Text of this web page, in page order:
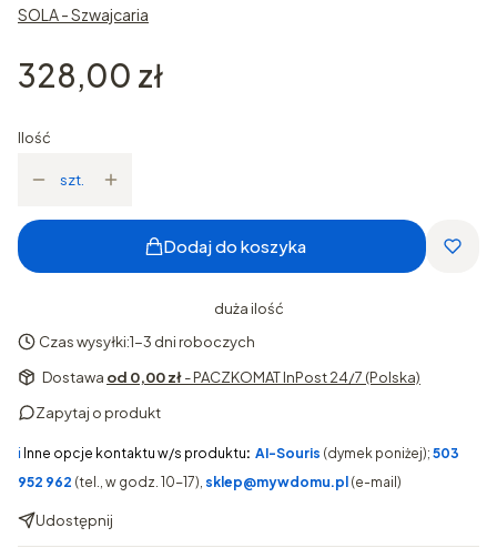
SOLA - Szwajcaria
Cena
328,00 zł
Ilość
szt.
Dodaj do koszyka
duża ilość
Czas wysyłki:1-3 dni roboczych
Dostawa od 0,00 zł- PACZKOMAT InPost 24/7 (Polska)
Zapytaj o produkt
ℹ️ Inne opcje kontaktu w/s produktu: AI-Souris (dymek poniżej); 503
952 962 (tel., w godz. 10-17), sklep@mywdomu.pl (e-mail)
Udostępnij